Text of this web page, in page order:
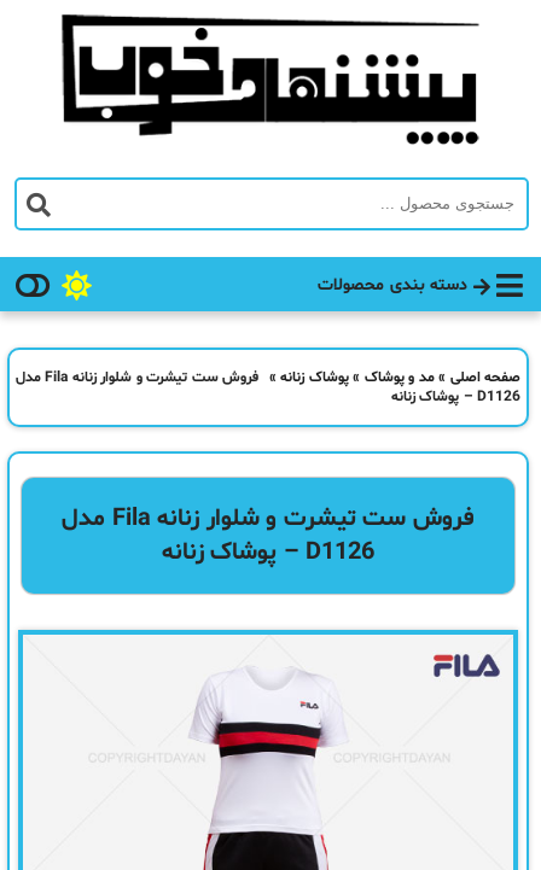
دسته بندی محصولات
صفحه اصلی »مد و پوشاک »پوشاک زنانه »
فروش ست تیشرت و شلوار زنانه Fila مدل
D1126 – پوشاک زنانه
فروش ست تیشرت و شلوار زنانه Fila مدل
D1126 – پوشاک زنانه